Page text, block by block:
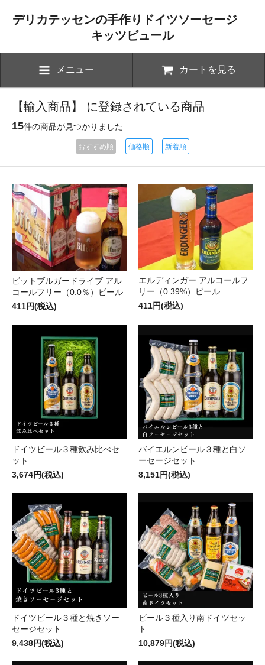
デリカテッセンの手作りドイツソーセージ
キッツビュール
メニュー カートを見る
【輸入商品】 に登録されている商品
15件の商品が見つかりました
おすすめ順 価格順 新着順
ビットブルガードライブ アル
コールフリー（0.0％）ビール
411円(税込)
エルディンガー アルコールフ
リー（0.39%）ビール
411円(税込)
ドイツビール３種飲み比べセ
ット
3,674円(税込)
バイエルンビール３種と白ソ
ーセージセット
8,151円(税込)
ドイツビール３種と焼きソー
セージセット
9,438円(税込)
ビール３種入り南ドイツセッ
ト
10,879円(税込)